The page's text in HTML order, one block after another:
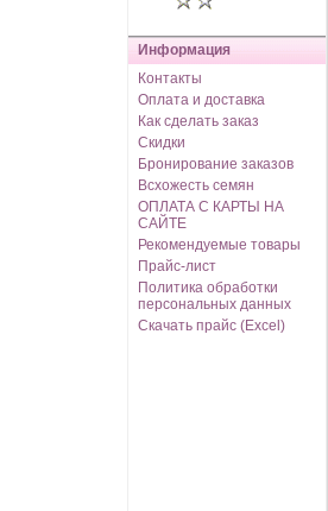
Информация
Контакты
Оплата и доставка
Как сделать заказ
Скидки
Бронирование заказов
Всхожесть семян
ОПЛАТА С КАРТЫ НА
САЙТЕ
Рекомендуемые товары
Прайс-лист
Политика обработки
персональных данных
Скачать прайс (Excel)